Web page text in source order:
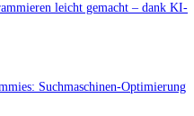
leicht gemacht – dank KI-
Suchmaschinen-Optimierung